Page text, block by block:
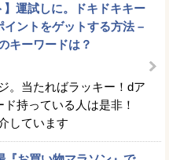
】運試しに。ドキドキキー
イントをゲットする方法 –
キーワードは？
。当たればラッキー！dア
持っている人は是非！
しています